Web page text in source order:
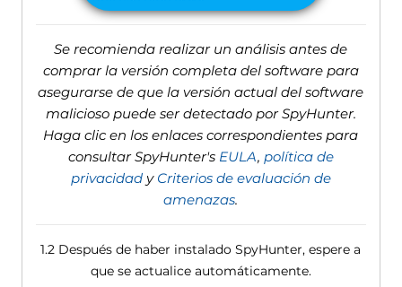
Se recomienda realizar un análisis antes de
comprar la versión completa del software para
asegurarse de que la versión actual del software
malicioso puede ser detectado por SpyHunter.
Haga clic en los enlaces correspondientes para
consultar SpyHunter's EULA, política de
privacidady Criterios de evaluación de
amenazas.
1.2 Después de haber instalado SpyHunter, espere a
que se actualice automáticamente.